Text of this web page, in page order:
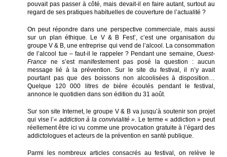
pouvait pas passer à côté, mais devait-il en faire autant, surtout au
regard de ses pratiques habituelles de couverture de l’actualité ?
On peut répondre dans une perspective commerciale, mais aussi
sur un plan éthique. Le V & B Fest’, c’est une organisation du
groupe V & B, une entreprise qui vend de l’alcool. La consommation
de l’alcool tue – faut-il le rappeler ? Pendant une semaine,Ouest-
Francene s’est manifestement pas posé la question : aucun
message lié à la prévention. Sur le site du festival, il n’y avait
pourtant pas que des boissons non alcoolisées à disposition…
Quelque 120 000 litres de bière écoulés pendant le festival,
annonce le quotidien dans son édition du 31 août.
Sur son site Internet, le groupe V & B va jusqu’à soutenir son projet
qui vise l’« addiction à la convivialité ». Le terme « addiction » peut
réellement être ici vu comme une provocation gratuite à l’égard des
addictologues et acteurs de la prévention en santé publique.
Parmi les nombreux articles consacrés au festival, on relève le